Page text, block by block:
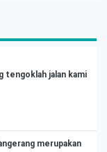
tengoklah jalan kami
merupakan